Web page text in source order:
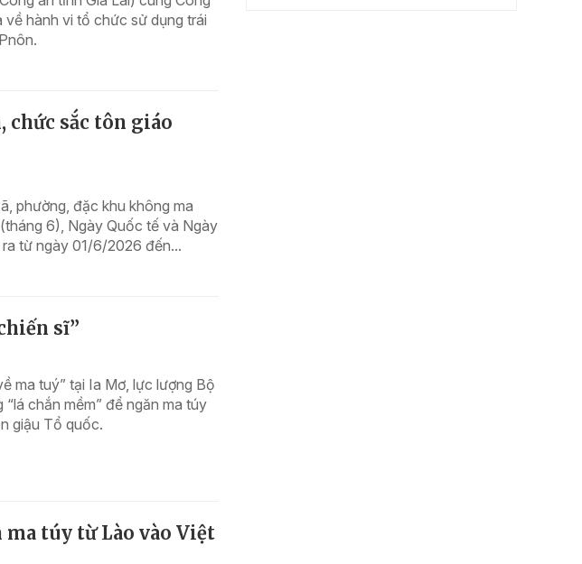
hành vi tổ chức sử dụng trái
chức sắc tôn giáo
phường, đặc khu không ma
6), Ngày Quốc tế và Ngày
từ ngày 01/6/2026 đến...
sĩ”
ma tuý” tại Ia Mơ, lực lượng Bộ
chắn mềm” để ngăn ma túy
giậu Tổ quốc.
túy từ Lào vào Việt